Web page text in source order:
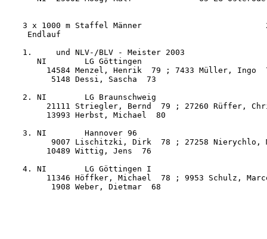
3 x 1000 m Staffel Männer
   Endlauf
  1.     und NLV-/BLV - Meister 2003
NI        LG Göttingen
14584 Menzel, Henrik  79 ; 7433 Müller, Ingo
        5148 Dessi, Sascha  73
2. NI        LG Braunschweig
21111 Striegler, Bernd  79 ; 27260 Rüffer,
       13993 Herbst, Michael  80
3. NI        Hannover 96
9007 Lischitzki, Dirk  78 ; 27258 Nierychlo,
       10489 Wittig, Jens  76
4. NI        LG Göttingen I
11346 Höffker, Michael  78 ; 9953 Schulz,
        1908 Weber, Dietmar  68